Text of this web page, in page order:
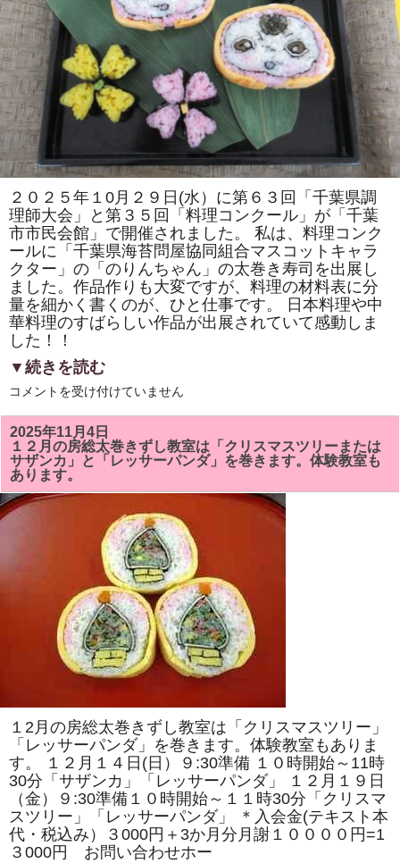
ル」
さ
ん
で、
小
学
生
の
「房
総
太
巻
き
寿
司」
の
体
験
教
室
が
開
か
れ
ま
し
た。
は
２０２５年１0月２９日(水）に第６３回「千葉県調
理師大会」と第３５回「料理コンクール」が「千葉
市市民会館」で開催されました。 私は、料理コンク
ールに「千葉県海苔問屋協同組合マスコットキャラ
クター」の「のりんちゃん」の太巻き寿司を出展し
ました。作品作りも大変ですが、料理の材料表に分
量を細かく書くのが、ひと仕事です。 日本料理や中
華料理のすばらしい作品が出展されていて感動しま
した！！
▼続きを読む
第
３
回
「千
葉
県
調
理
師
大
３
５
市
市
民
会
館」
で
開
催
さ
れ
ま
コメントを受け付けていません
2025年11月4日
１２月の房総太巻きずし教室は「クリスマスツリーまたは
サザンカ」と「レッサーパンダ」を巻きます。体験教室も
あります。
１2月の房総太巻きずし教室は「クリスマスツリー」
「レッサーパンダ」を巻きます。体験教室もありま
す。 １２月１４日(日）９:30準備 １０時開始～11時
30分「サザンカ」「レッサーパンダ」 １２月１９日
（金）９:30準備１０時開始～１１時30分「クリスマ
スツリー」「レッサーパンダ」 ＊入会金(テキスト本
代・税込み）３000円＋3か月分月謝１００００円=1
３000円 お問い合わせホー